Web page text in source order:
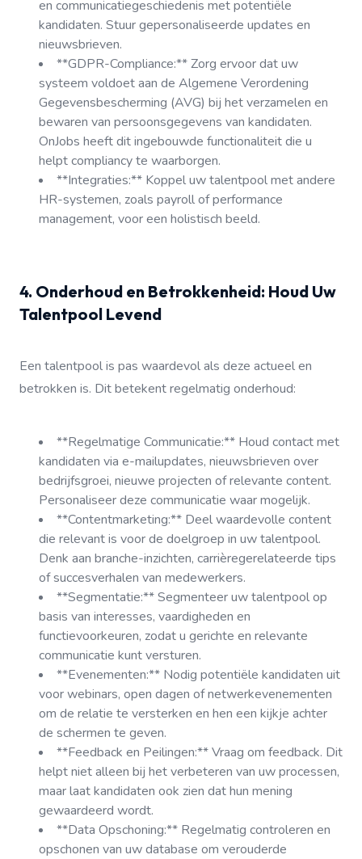
en communicatiegeschiedenis met potentiële
kandidaten. Stuur gepersonaliseerde updates en
nieuwsbrieven.
**GDPR-Compliance:** Zorg ervoor dat uw
systeem voldoet aan de Algemene Verordening
Gegevensbescherming (AVG) bij het verzamelen en
bewaren van persoonsgegevens van kandidaten.
OnJobs heeft dit ingebouwde functionaliteit die u
helpt compliancy te waarborgen.
**Integraties:** Koppel uw talentpool met andere
HR-systemen, zoals payroll of performance
management, voor een holistisch beeld.
4. Onderhoud en Betrokkenheid: Houd Uw
Talentpool Levend
Een talentpool is pas waardevol als deze actueel en
betrokken is. Dit betekent regelmatig onderhoud:
**Regelmatige Communicatie:** Houd contact met
kandidaten via e-mailupdates, nieuwsbrieven over
bedrijfsgroei, nieuwe projecten of relevante content.
Personaliseer deze communicatie waar mogelijk.
**Contentmarketing:** Deel waardevolle content
die relevant is voor de doelgroep in uw talentpool.
Denk aan branche-inzichten, carrièregerelateerde tips
of succesverhalen van medewerkers.
**Segmentatie:** Segmenteer uw talentpool op
basis van interesses, vaardigheden en
functievoorkeuren, zodat u gerichte en relevante
communicatie kunt versturen.
**Evenementen:** Nodig potentiële kandidaten uit
voor webinars, open dagen of netwerkevenementen
om de relatie te versterken en hen een kijkje achter
de schermen te geven.
**Feedback en Peilingen:** Vraag om feedback. Dit
helpt niet alleen bij het verbeteren van uw processen,
maar laat kandidaten ook zien dat hun mening
gewaardeerd wordt.
**Data Opschoning:** Regelmatig controleren en
opschonen van uw database om verouderde